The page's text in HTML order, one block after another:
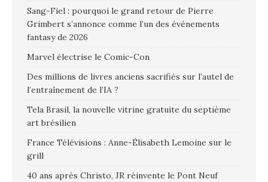
Sang-Fiel : pourquoi le grand retour de Pierre
Grimbert s’annonce comme l’un des événements
fantasy de 2026
Marvel électrise le Comic-Con
Des millions de livres anciens sacrifiés sur l’autel de
l’entraînement de l’IA ?
Tela Brasil, la nouvelle vitrine gratuite du septième
art brésilien
France Télévisions : Anne-Élisabeth Lemoine sur le
grill
40 ans après Christo, JR réinvente le Pont Neuf